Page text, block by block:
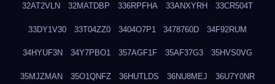
32AT2VLN 32MATDBP 336RPFHA 33ANXYRH 33CR504T
33DY1V30 33T04ZZ0 3404O7P1 3478760D 34F92RUM
34HYUF3N 34Y7PBO1 357AGF1F 35AF37G3 35HVS0VG
35MJZMAN 35O1QNFZ 36HUTLDS 36NU8MEJ 36U7Y0NR